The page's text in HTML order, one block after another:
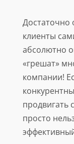
Достаточно
клиенты
абсолютно
«грешат»
компании!
продвигать
просто